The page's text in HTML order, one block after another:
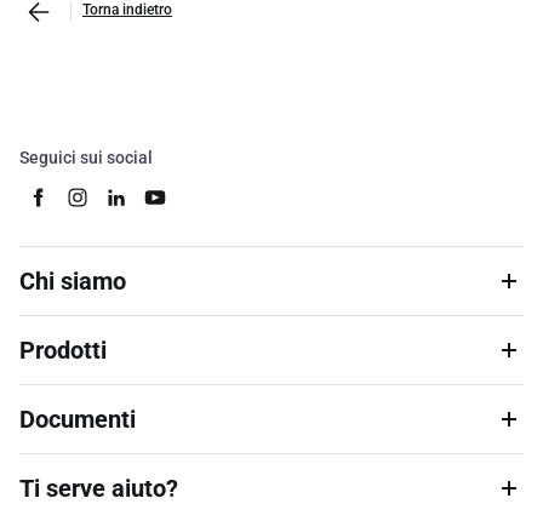
Torna indietro
Seguici sui social
Chi siamo
Prodotti
Documenti
Ti serve aiuto?